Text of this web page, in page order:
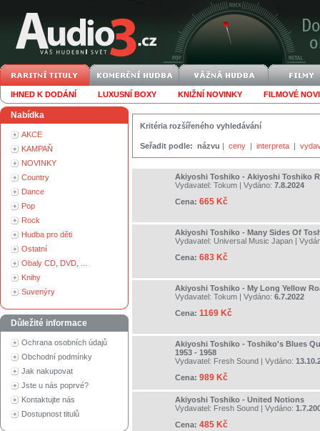
IHNED K DODÁNÍ LUXUSNÍ BOXY KNIŽNÍ NOVINKY FILMOVÉ
Nabídka
AKCE
KAMPAŇ
NOVINKY
Country
Dance
Pop
Rock
Hudba pro děti
Ostatní
Obaly CD, DVD, ...
Knihy
Suvenýry
Důležité informace
Ochrana osobních údajů
Obchodní podmínky
Jak nakupovat
Jste u nás poprvé?
Kontaktujte nás
Dostupnost titulů
Kritéria rozšířeného vyhledávání
Seřadit podle: názvu | ceny | interpreta |
Akiyoshi Toshiko - Akiyoshi Toshiko
Vydavatel: Tokum | Vydáno: 7.8.2024
Cena: 665 Kč
Akiyoshi Toshiko - Many Sides Of
Vydavatel: Universal Music Japan |
Cena: 683 Kč
Akiyoshi Toshiko - My Long Yellow
Vydavatel: Tokum | Vydáno: 6.7.2022
Cena: 1169 Kč
Akiyoshi Toshiko - Toshiko's Blues
1953 - 1958
Vydavatel: Fresh Sound | Vydáno:
Cena: 989 Kč
Akiyoshi Toshiko - United Notions
Vydavatel: Fresh Sound | Vydáno:
Cena: 485 Kč